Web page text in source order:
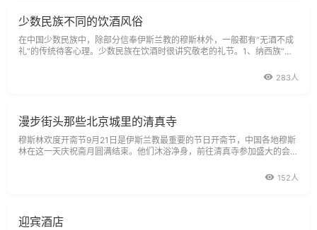
少数民族不同的饮酒风俗
在中国少数民族中，除部分信奉伊斯兰教的穆斯林外，一般都有“无酒不成
礼”的传统待客心理。少数民族在饮酒时很讲究敬老的礼节。1、纳西族“客
283人
漫步街头那些北京城里的清真寺
穆斯林欢度开斋节9月21日是伊斯兰教最重要的节日开斋节，中国各地穆斯
林在这一天庆祝斋月圆满结束。他们沐浴净身，前往清真寺参加盛大的会
152人
迎宾酒店